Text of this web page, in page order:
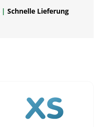
| Schnelle Lieferung